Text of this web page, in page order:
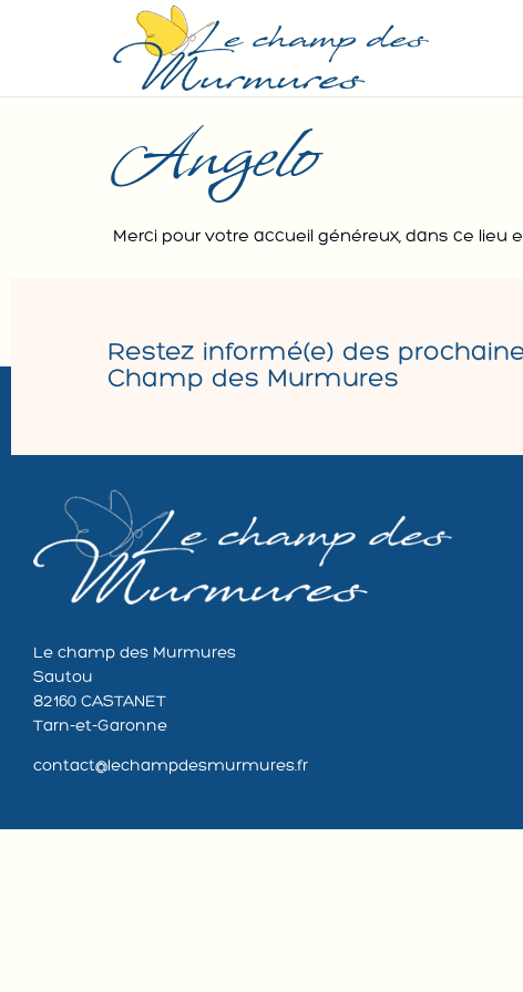
Angelo
Merci pour votre accueil généreux, dans ce lieu
Restez informé(e) des
Champ des Murmures
Le champ des Murmures
Sautou
82160 CASTANET
Tarn-et-Garonne
contact@lechampdesmurmures.fr